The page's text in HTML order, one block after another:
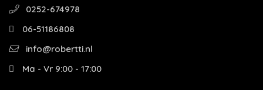
0252-674978
06-51186808
info@robertti.nl
Ma - Vr 9:00 - 17:00